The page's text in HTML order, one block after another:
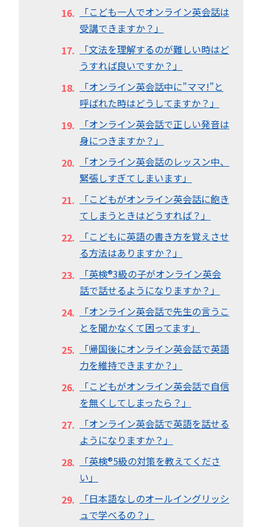
「こども一人でオンライン英会話は
受講できますか？」
「文法を理解するのが難しい時はど
うすれば良いですか？」
「オンライン英会話中に”ママ!”と
呼ばれた時はどうしてますか？」
「オンライン英会話で正しい発音は
身につきますか？」
「オンライン英会話のレッスン中、
緊張しすぎてしまいます」
「こどもがオンライン英会話に飽き
てしまうときはどうすれば？」
「こどもに英語の書き方を覚えさせ
る方法はありますか？」
「英検®︎3級の子がオンライン英会
話で話せるようになりますか？」
「オンライン英会話で先生の言うこ
とを聞かなくて困ってます」
「帰国後にオンライン英会話で英語
力を維持できますか？」
「こどもがオンライン英会話で自信
を無くしてしまったら？」
「オンライン英会話で英語を話せる
ようになりますか？」
「英検®︎5級の対策を教えてくださ
い」
「日本語なしのオールイングリッシ
ュで学べるの？」